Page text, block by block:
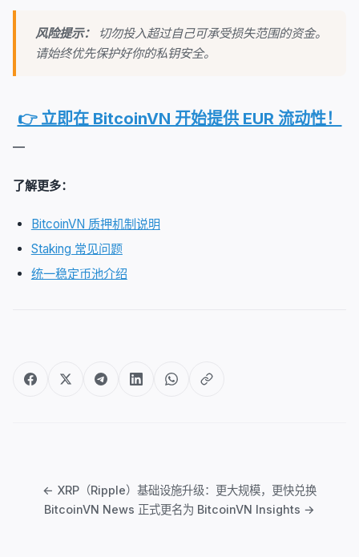
风险提示：
切勿投入超过自己可承受损失范围的资金。
请始终优先保护好你的私钥安全。
👉 立即在 BitcoinVN 开始提供 EUR 流动性！
—
了解更多：
BitcoinVN 质押机制说明
Staking 常见问题
统一稳定币池介绍
← XRP（Ripple）基础设施升级：更大规模，更快兑换
BitcoinVN News 正式更名为 BitcoinVN Insights →